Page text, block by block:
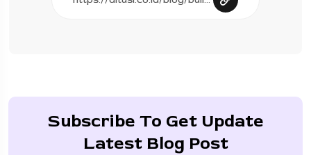
Subscribe To Get Update
Latest Blog Post